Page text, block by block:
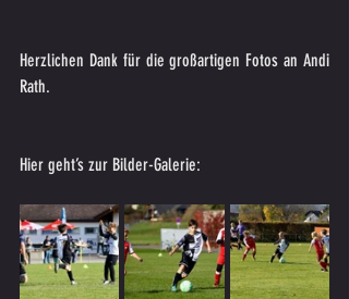
Herzlichen Dank für die großartigen Fotos an Andi
Rath.
Hier geht’s zur Bilder-Galerie: